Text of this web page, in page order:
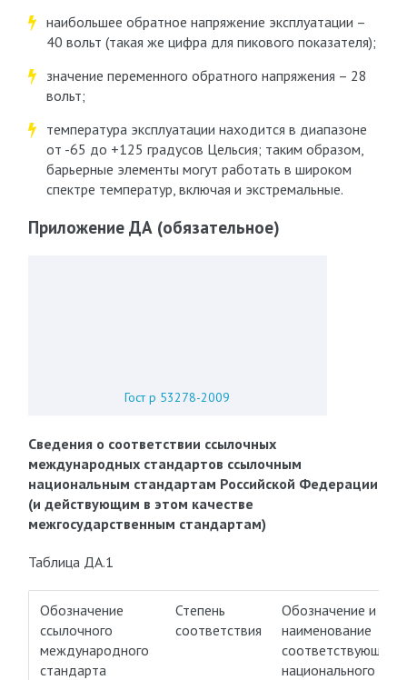
наибольшее обратное напряжение эксплуатации –
40 вольт (такая же цифра для пикового показателя);
значение переменного обратного напряжения – 28
вольт;
температура эксплуатации находится в диапазоне
от -65 до +125 градусов Цельсия; таким образом,
барьерные элементы могут работать в широком
спектре температур, включая и экстремальные.
Приложение ДА (обязательное)
Гост р 53278-2009
Сведения о соответствии ссылочных
международных стандартов ссылочным
национальным стандартам Российской Федерации
(и действующим в этом качестве
межгосударственным стандартам)
Таблица ДА.1
Обозначение
ссылочного
международного
стандарта
Степень
соответствия
Обозначение и
наименование
соответствующего
национального